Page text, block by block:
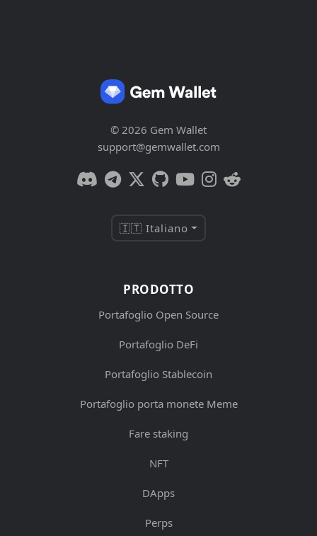
© 2026 Gem Wallet
support@gemwallet.com
🇮🇹 Italiano
PRODOTTO
Portafoglio Open Source
Portafoglio DeFi
Portafoglio Stablecoin
Portafoglio porta monete Meme
Fare staking
NFT
DApps
Perps